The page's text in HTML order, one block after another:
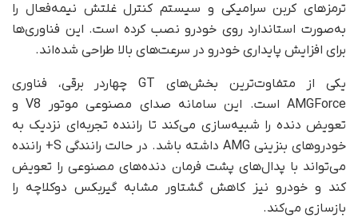
ترمزهای کربن سرامیکی و سیستم کنترل غلتش نیمه‌فعال را
به‌صورت استاندارد روی خودرو نصب کرده است. این فناوری‌ها
برای افزایش پایداری خودرو در سرعت‌های بالا طراحی شده‌اند.
یکی از متفاوت‌ترین بخش‌های GT چهاردر برقی، فناوری
AMGForce است. این سامانه صدای مصنوعی موتور V8 و
تعویض دنده را شبیه‌سازی می‌کند تا راننده تجربه‌ای نزدیک به
خودروهای بنزینی AMG داشته باشد. در حالت رانندگی S+ راننده
می‌تواند با پدال‌های پشت فرمان دنده‌های مصنوعی را تعویض
کند و خودرو نیز کاهش گشتاور مشابه گیربکس دوکلاچه را
بازسازی می‌کند.